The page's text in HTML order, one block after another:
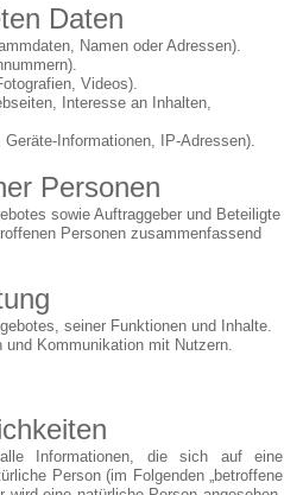
Daten
Namen oder Adressen).
Videos).
Interesse an Inhalten,
Informationen, IP-Adressen).
Personen
sowie Auftraggeber und Beteiligte
Personen zusammenfassend
seiner Funktionen und Inhalte.
Kommunikation mit Nutzern.
alle Informationen, die sich auf eine
Person (im Folgenden „betroffene